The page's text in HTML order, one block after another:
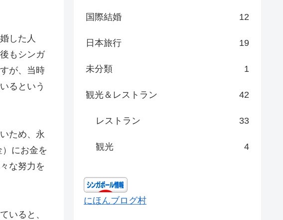
した人
もシンガ
が、当時
るという
ため、永
にお金を
な努力を
いると、
国際結婚 12
日本旅行 19
未分類 1
観光＆レストラン 42
レストラン 33
観光 4
にほんブログ村